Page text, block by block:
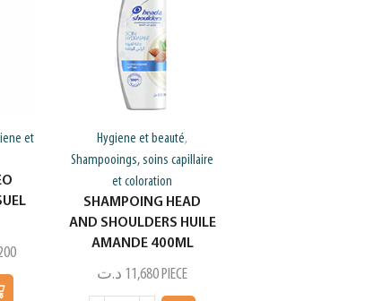
et
Hygiene et beauté,
Shampooings, soins capillaire
et coloration
SHAMPOING HEAD
AND SHOULDERS HUILE
AMANDE 400ML
11,680 د.ت PIECE